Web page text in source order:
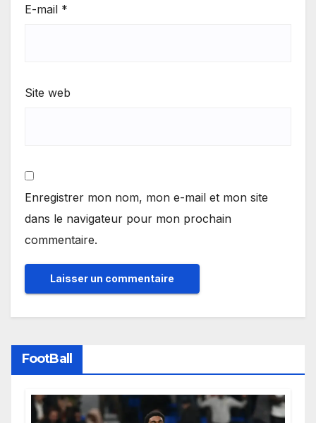
E-mail *
Site web
Enregistrer mon nom, mon e-mail et mon site
dans le navigateur pour mon prochain
commentaire.
FootBall